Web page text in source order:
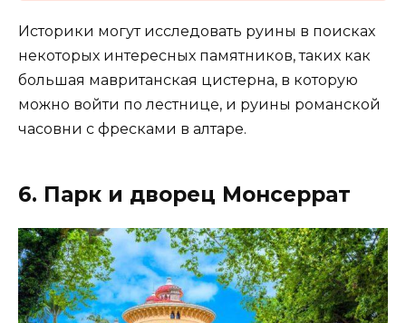
Историки могут исследовать руины в поисках
некоторых интересных памятников, таких как
большая мавританская цистерна, в которую
можно войти по лестнице, и руины романской
часовни с фресками в алтаре.
6. Парк и дворец Монсеррат